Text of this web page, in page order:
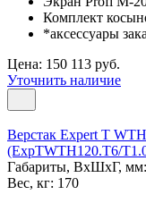
Комплект
*аксессуары
Цена: 150 113 руб.
Уточнить наличие
Верстак Expert T
(ExpTWTH120.T6/
Габариты, ВxШxГ, мм:
Вес, кг: 170